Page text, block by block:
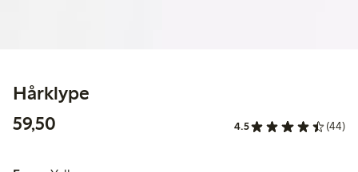
Hårklype
59,50
4.5 (44)